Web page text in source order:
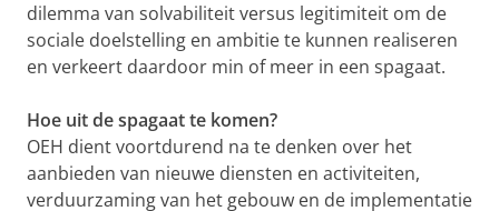
dilemma van solvabiliteit versus legitimiteit om de
sociale doelstelling en ambitie te kunnen realiseren
en verkeert daardoor min of meer in een spagaat.
Hoe uit de spagaat te komen?
OEH dient voortdurend na te denken over het
aanbieden van nieuwe diensten en activiteiten,
verduurzaming van het gebouw en de implementatie